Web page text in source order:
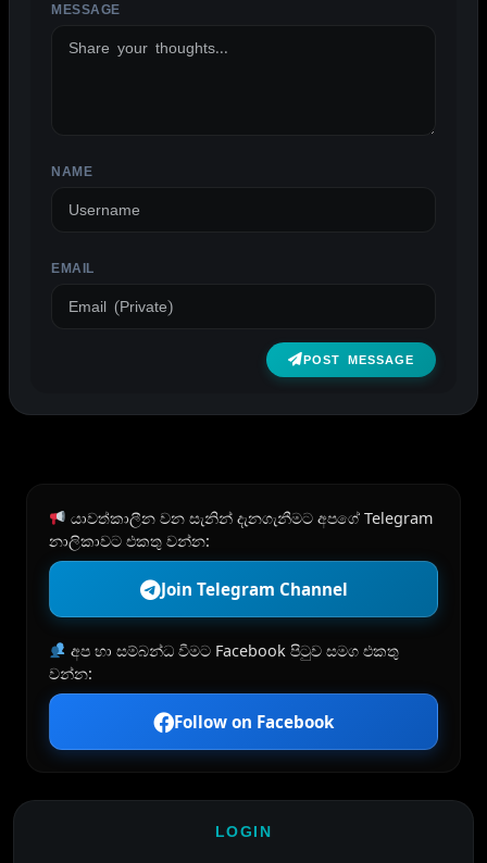
MESSAGE
NAME
EMAIL
POST MESSAGE
ALTERNATIVE:
යාවත්කාලීන වන සැනින් දැනගැනීමට අපගේ Telegram
නාලිකාවට එකතු වන්න:
Join Telegram Channel
අප හා සම්බන්ධ වීමට Facebook පිටුව සමග එකතු
වන්න:
Follow on Facebook
LOGIN